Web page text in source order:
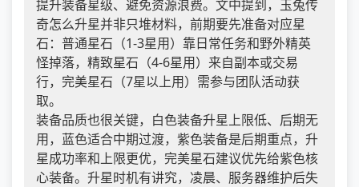
提升装备星级、避免资源浪费。文中提到，玉兔传
奇怎么升星并非只堆材料，前期要先准备对应星
石：普通星石（1-3星用）靠日常任务和野外精英
怪掉落，精致星石（4-6星用）来自副本或交易
行，完美星石（7星以上用）需参与团队活动获
取。
装备品质也很关键，白色装备升星上限低、后期无
用，蓝色适合中期过渡，紫色装备是后期重点，升
星成功率和上限更优，完美星石建议优先给紫色核
心装备。升星时机有讲究，凌晨、服务器维护后失